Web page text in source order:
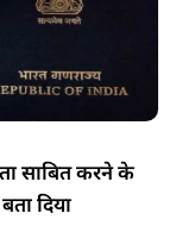
साबित करने के
दिया